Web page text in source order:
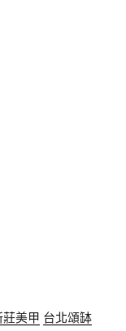
莊美甲 台北頌缽